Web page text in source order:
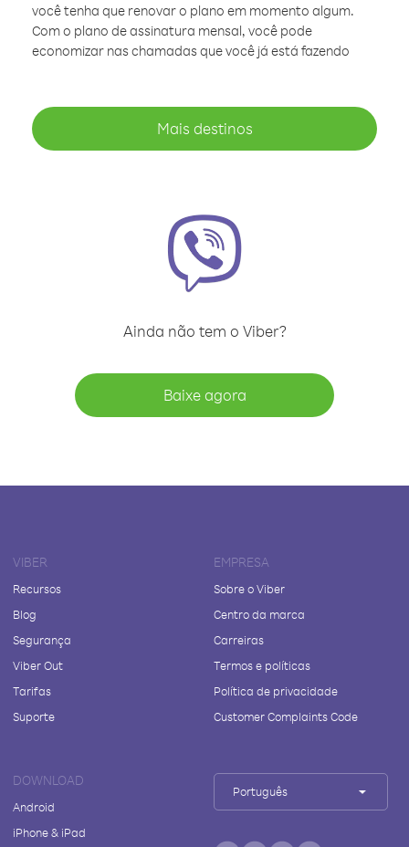
você tenha que renovar o plano em momento algum.
Com o plano de assinatura mensal, você pode
economizar nas chamadas que você já está fazendo
Mais destinos
Ainda não tem o Viber?
Baixe agora
VIBER
Recursos
Blog
Segurança
Viber Out
Tarifas
Suporte
EMPRESA
Sobre o Viber
Centro da marca
Carreiras
Termos e políticas
Política de privacidade
Customer Complaints Code
DOWNLOAD
Android
iPhone & iPad
Português